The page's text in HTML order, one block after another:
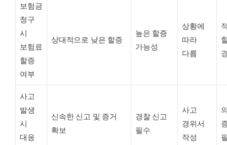
보험금
청구
시
보험료
할증
여부
상대적으로 낮은 할증
높은 할증
가능성
상황에
따라
다름
사고
발생
시
대응
신속한 신고 및 증거
확보
경찰 신고
필수
사고
경위서
작성